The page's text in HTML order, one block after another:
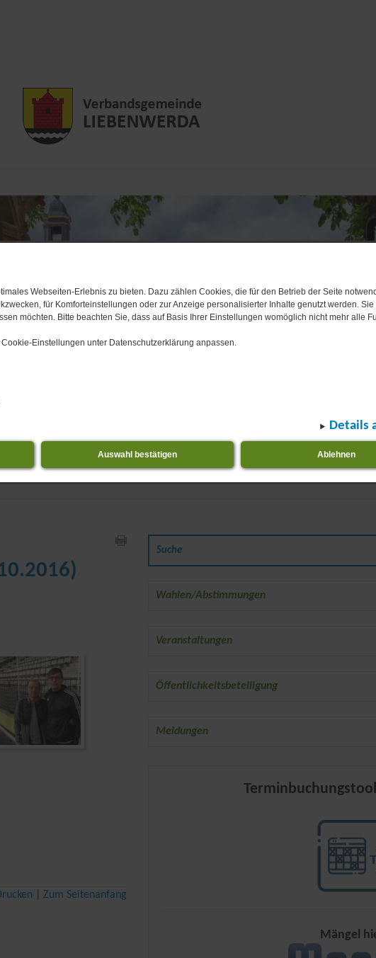
Webseiten-Erlebnis zu bieten. Dazu zählen Cookies, die für den Betrieb der Seite
für Komforteinstellungen oder zur Anzeige personalisierter Inhalte genutzt werden.
möchten. Bitte beachten Sie, dass auf Basis Ihrer Einstellungen womöglich nicht mehr alle
Einstellungen unter Datenschutzerklärung anpassen.
Details
Auswahl bestätigen Ablehnen
L 65 Wahrenbrück: Brücke über die
Zum Seitenanfang
Wahlen/Abstimmungen
Veranstaltungen
Öffentlichkeitsbeteiligung
Meldungen
Mängel